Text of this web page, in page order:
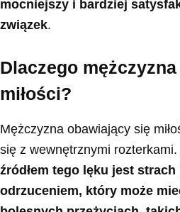
mocniejszy i bardziej
związek.
Dlaczego
miłości?
Mężczyzna obawiający się
się z wewnętrznymi rozterkami.
źródłem tego lęku jest strach
odrzuceniem, który może